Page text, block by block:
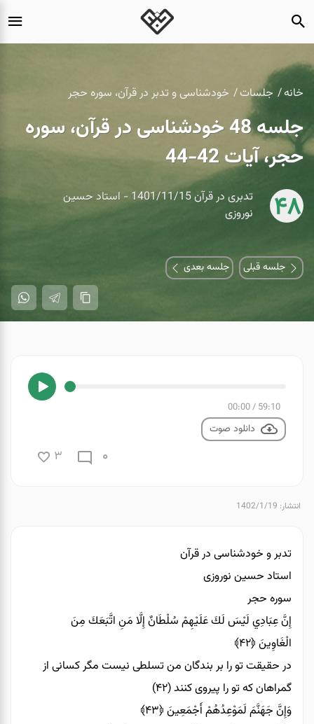
خانه جلسات خودشناسی و تدبر در قرآن، سوره حجر
جلسه 48 خودشناسی در قرآن، سوره
حجر، آیات 42-44
48
تدبری در قرآن 1401/11/15 - استاد حسین
نوروزی
جلسه قبلی جلسه بعدی
59:10
/
00:00
دانلود صوت
0
3
انتشار: 1402/1/19
تدبر و خودشناسی در قرآن
استاد حسین نوروزی
سوره حجر
إِنَّ عِبَادِي لَيْسَ لَكَ عَلَيْهِمْ سُلْطَانٌ إِلَّا مَنِ اتَّبَعَكَ مِنَ
الْغَاوِينَ ﴿۴۲﴾
در حقيقت تو را بر بندگان من تسلطى نيست مگر كسانى از
گمراهان كه تو را پيروى كنند (۴۲)
وَإِنَّ جَهَنَّمَ لَمَوْعِدُهُمْ أَجْمَعِينَ ﴿۴۳﴾